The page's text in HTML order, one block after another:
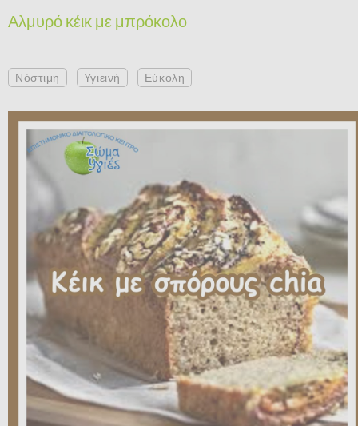
Αλμυρό κέικ με μπρόκολο
Νόστιμη Υγιεινή Εύκολη